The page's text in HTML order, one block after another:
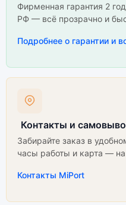
Фирменная гарантия 2
РФ — всё прозрачно и
Подробнее о гарантии и
Контакты и
Забирайте заказ в
часы работы и карта — на
Контакты MiPort